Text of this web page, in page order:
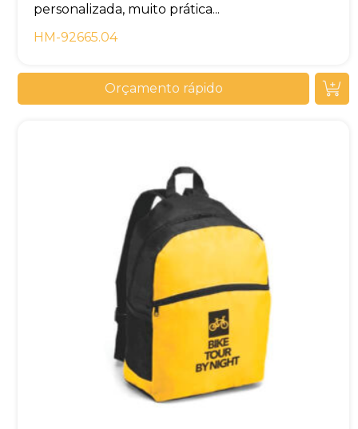
personalizada, muito prática...
HM-92665.04
Orçamento rápido